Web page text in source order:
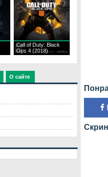
Call of Duty: Black
Ops 4 (2018)
О сайте